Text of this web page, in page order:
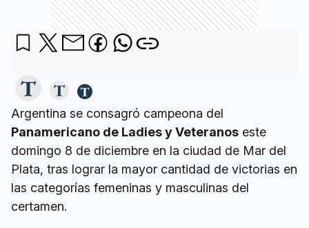
Argentina se consagró campeona del
Panamericano de Ladies y Veteranos este
domingo 8 de diciembre en la ciudad de Mar del
Plata, tras lograr la mayor cantidad de victorias en
las categorías femeninas y masculinas del
certamen.